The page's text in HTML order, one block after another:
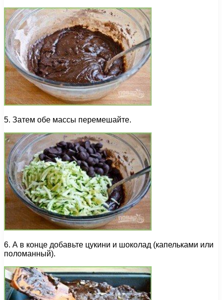
5. Затем обе массы перемешайте.
6. А в конце добавьте цукини и шоколад (капельками или
поломанный).